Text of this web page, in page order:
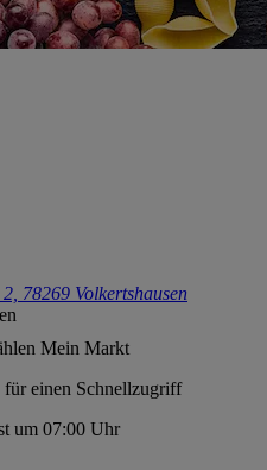
78269 Volkertshausen
Mein Markt
einen Schnellzugriff
um 07:00 Uhr